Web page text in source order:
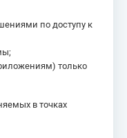
по доступу к
только
в точках